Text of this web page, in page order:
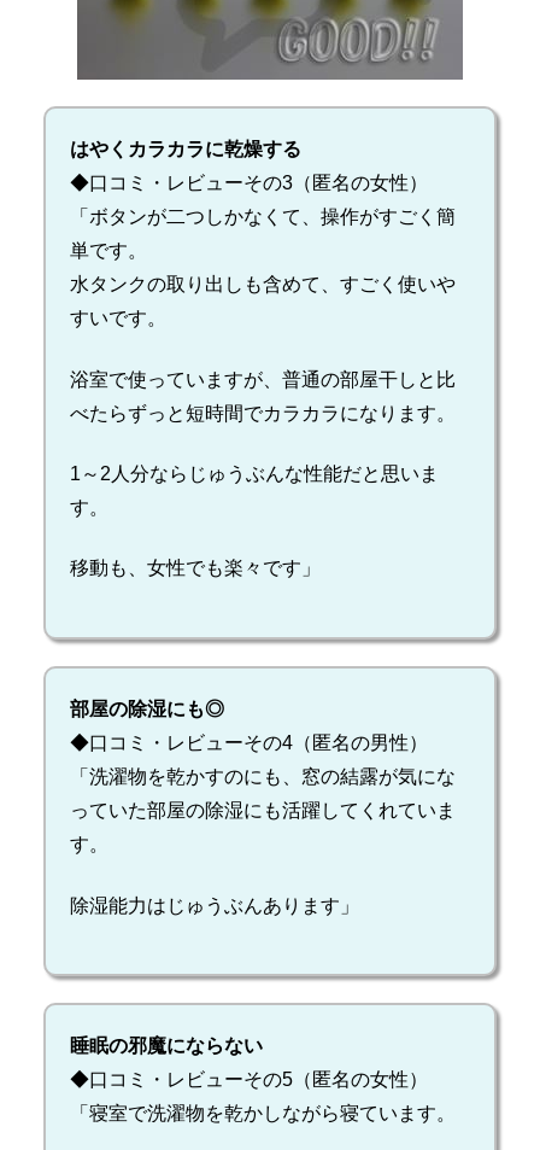
はやくカラカラに乾燥する
◆口コミ・レビューその3（匿名の女性）
「ボタンが二つしかなくて、操作がすごく簡
単です。
水タンクの取り出しも含めて、すごく使いや
すいです。
浴室で使っていますが、普通の部屋干しと比
べたらずっと短時間でカラカラになります。
1～2人分ならじゅうぶんな性能だと思いま
す。
移動も、女性でも楽々です」
部屋の除湿にも◎
◆口コミ・レビューその4（匿名の男性）
「洗濯物を乾かすのにも、窓の結露が気にな
っていた部屋の除湿にも活躍してくれていま
す。
除湿能力はじゅうぶんあります」
睡眠の邪魔にならない
◆口コミ・レビューその5（匿名の女性）
「寝室で洗濯物を乾かしながら寝ています。